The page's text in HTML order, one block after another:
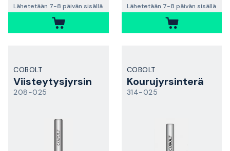
Lähetetään 7-8 päivän sisällä Lähetetään 7-8 päivän sisällä
COBOLT
Viisteytysjyrsin
208-025
COBOLT
Kourujyrsinterä
314-025